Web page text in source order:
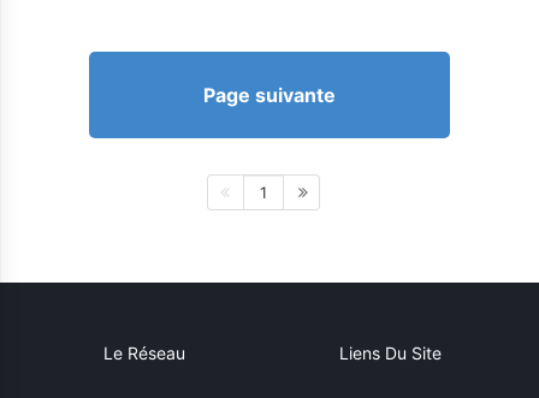
Page suivante
1
Le Réseau Liens Du Site